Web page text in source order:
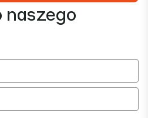
naszego